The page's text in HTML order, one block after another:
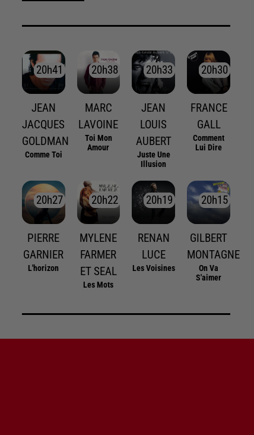
20h41
20h41
JEAN
JACQUES
GOLDMAN
Comme Toi
20h38
20h38
MARC
LAVOINE
Toi Mon
Amour
20h33
20h33
JEAN
LOUIS
AUBERT
Juste Une
Illusion
20h30
20h30
FRANCE
GALL
Comment
Lui Dire
20h27
20h27
PIERRE
GARNIER
L'horizon
20h22
20h22
MYLENE
FARMER
ET SEAL
Les Mots
20h19
20h19
RENAN
LUCE
Les Voisines
20h15
20h15
GILBERT
MONTAGNE
On Va
S'aimer